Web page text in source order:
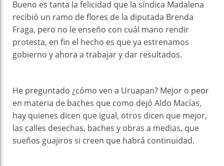
Bueno es tanta la felicidad que la síndica Madalena
recibió un ramo de flores de la diputada Brenda
Fraga, pero no le enseño con cuál mano rendir
protesta, en fin el hecho es que ya estrenamos
gobierno y ahora a trabajar y dar resultados.
He preguntado ¿cómo ven a Uruapan? Mejor o peor
en materia de baches que como dejó Aldo Macías,
hay quienes dicen que igual, otros dicen que mejor,
las calles desechas, baches y obras a medias, que
sueños guajiros si creen que habrá continuidad.